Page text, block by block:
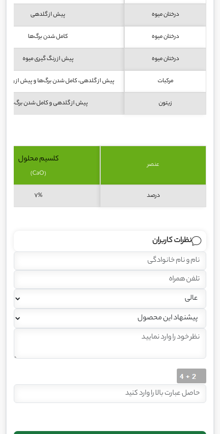
درختان میوه پیش از گلدهی
درختان میوه کامل شدن برگ‌ها
درختان میوه پیش از رنگ گیری میوه
مرکبات پیش از گلدهی، کامل شدن برگ‌ها و پیش از رنگ
زیتون پیش از گلدهی و کامل شدن برگ‌ها
عنصر کلسیم محلول
(CaO)
درصد 7%
نظرات کاربران